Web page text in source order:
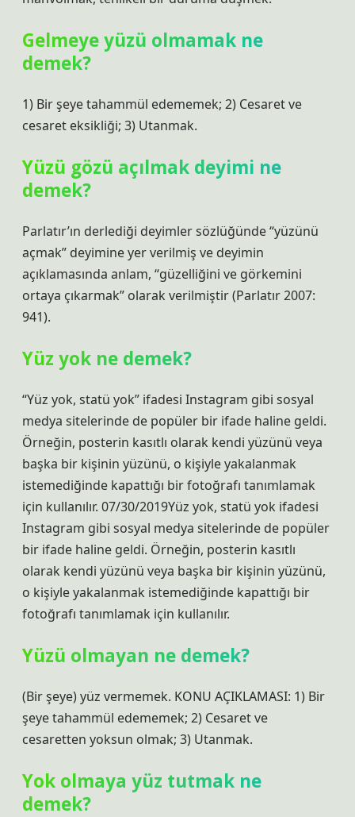
Gelmeye yüzü olmamak ne
demek?
1) Bir şeye tahammül edememek; 2) Cesaret ve
cesaret eksikliği; 3) Utanmak.
Yüzü gözü açılmak deyimi ne
demek?
Parlatır’ın derlediği deyimler sözlüğünde “yüzünü
açmak” deyimine yer verilmiş ve deyimin
açıklamasında anlam, “güzelliğini ve görkemini
ortaya çıkarmak” olarak verilmiştir (Parlatır 2007:
941).
Yüz yok ne demek?
“Yüz yok, statü yok” ifadesi Instagram gibi sosyal
medya sitelerinde de popüler bir ifade haline geldi.
Örneğin, posterin kasıtlı olarak kendi yüzünü veya
başka bir kişinin yüzünü, o kişiyle yakalanmak
istemediğinde kapattığı bir fotoğrafı tanımlamak
için kullanılır. 07/30/2019Yüz yok, statü yok ifadesi
Instagram gibi sosyal medya sitelerinde de popüler
bir ifade haline geldi. Örneğin, posterin kasıtlı
olarak kendi yüzünü veya başka bir kişinin yüzünü,
o kişiyle yakalanmak istemediğinde kapattığı bir
fotoğrafı tanımlamak için kullanılır.
Yüzü olmayan ne demek?
(Bir şeye) yüz vermemek. KONU AÇIKLAMASI: 1) Bir
şeye tahammül edememek; 2) Cesaret ve
cesaretten yoksun olmak; 3) Utanmak.
Yok olmaya yüz tutmak ne
demek?